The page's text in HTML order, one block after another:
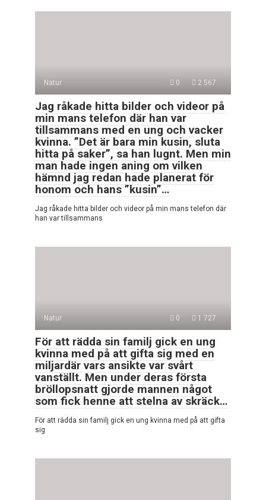
Natur 0 2 567
Jag råkade hitta bilder och videor på
min mans telefon där han var
tillsammans med en ung och vacker
kvinna. ”Det är bara min kusin, sluta
hitta på saker”, sa han lugnt. Men min
man hade ingen aning om vilken
hämnd jag redan hade planerat för
honom och hans ”kusin”…
Jag råkade hitta bilder och videor på min mans telefon där
han var tillsammans
Natur 0 1 727
För att rädda sin familj gick en ung
kvinna med på att gifta sig med en
miljardär vars ansikte var svårt
vanställt. Men under deras första
bröllopsnatt gjorde mannen något
som fick henne att stelna av skräck…
För att rädda sin familj gick en ung kvinna med på att gifta
sig